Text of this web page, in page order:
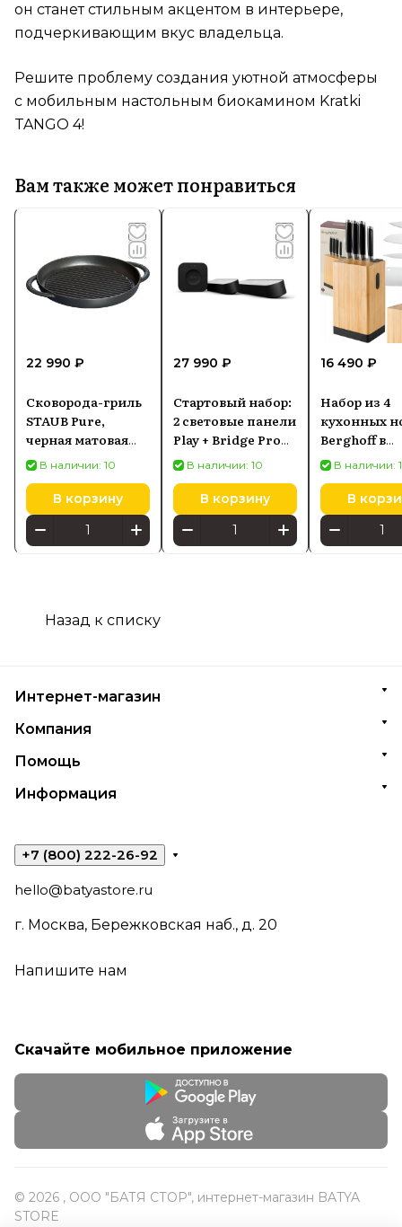
он станет стильным акцентом в интерьере,
подчеркивающим вкус владельца.
Решите проблему создания уютной атмосферы
с мобильным настольным биокамином Kratki
TANGO 4!
Вам также может понравиться
22 990 ₽
Сковорода-гриль
STAUB Pure,
черная матовая
1203023
В наличии: 10
В корзину
27 990 ₽
Стартовый набор:
2 световые панели
Play + Bridge Pro
PHILIPS Hue White
and Color
Ambiance черный
915005733903
В наличии: 10
В корзину
16 490 ₽
Набор из 4
кухонных
Berghoff в
деревянной
подставке,
графитовая
В наличии:
В
Назад к списку
Интернет-магазин
Компания
Помощь
Информация
+7 (800) 222-26-92
hello@batyastore.ru
г. Москва, Бережковская наб., д. 20
Напишите нам
Скачайте мобильное приложение
© 2026 , ООО "БАТЯ СТОР", интернет-магазин BATYA
STORE